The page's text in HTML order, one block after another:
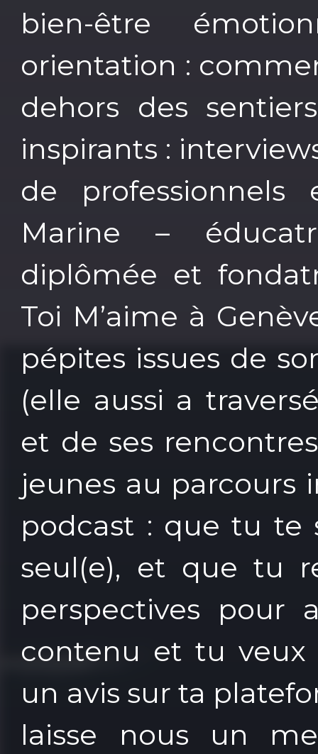
bien-être
orientation :
dehors des
inspirants :
de professionnels
Marine –
diplômée et
Toi M’aime à
pépites issues de
(elle aussi a
et de ses
jeunes au parcours
podcast : que tu te
seul(e), et que tu
perspectives pour
contenu et tu veux
un avis sur ta
laisse nous un